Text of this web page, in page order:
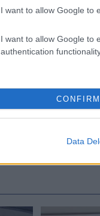
I want to allow Google to
I want to allow Google to
authentication
CONFIRM
Data